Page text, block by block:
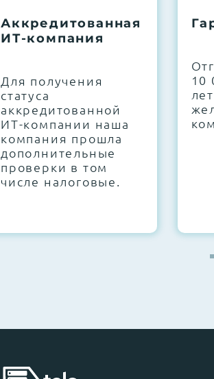
Next Business Day (NBD)
Аккредитованная
ИТ-компания
Для получения
статуса
аккредитованной
ИТ-компании наша
компания прошла
дополнительные
проверки в том
числе налоговые.
10